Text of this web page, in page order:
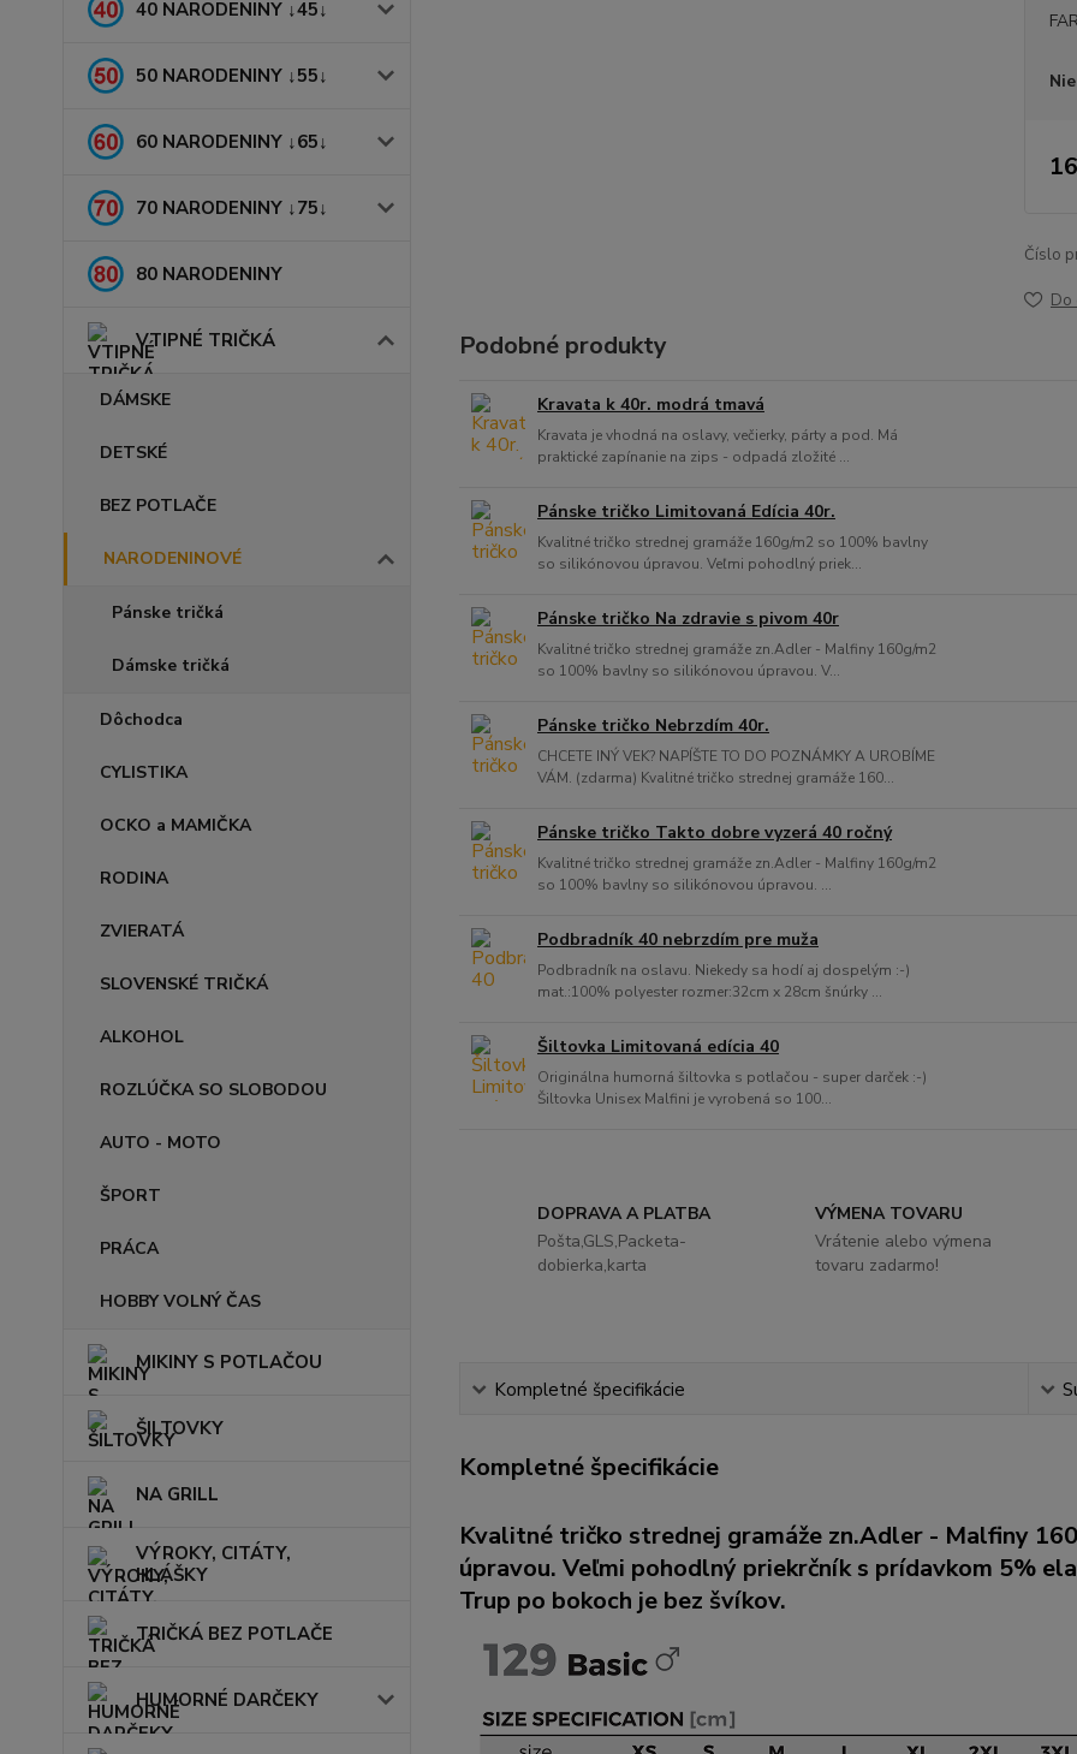
40 NARODENINY ↓45↓
50 NARODENINY ↓55↓
60 NARODENINY ↓65↓
70 NARODENINY ↓75↓
80 NARODENINY
VTIPNÉ TRIČKÁ
DÁMSKE
DETSKÉ
BEZ POTLAČE
NARODENINOVÉ
Pánske tričká
Dámske tričká
Dôchodca
CYLISTIKA
OCKO a MAMIČKA
RODINA
ZVIERATÁ
SLOVENSKÉ TRIČKÁ
ALKOHOL
ROZLÚČKA SO SLOBODOU
AUTO - MOTO
ŠPORT
PRÁCA
HOBBY VOLNÝ ČAS
MIKINY S POTLAČOU
ŠILTOVKY
NA GRILL
VÝROKY, CITÁTY,
HLÁŠKY
TRIČKÁ BEZ POTLAČE
HUMORNÉ DARČEKY
Číslo
Do
Podobné produkty
Kravata k 40r. modrá tmavá
Kravata je vhodná na oslavy, večierky, párty a pod. Má
praktické zapínanie na zips - odpadá zložité ...
Pánske tričko Limitovaná Edícia 40r.
Kvalitné tričko strednej gramáže 160g/m2 so 100% bavlny
so silikónovou úpravou. Veľmi pohodlný priek...
Pánske tričko Na zdravie s pivom 40r
Kvalitné tričko strednej gramáže zn.Adler - Malfiny 160g/m2
so 100% bavlny so silikónovou úpravou. V...
Pánske tričko Nebrzdím 40r.
CHCETE INÝ VEK? NAPÍŠTE TO DO POZNÁMKY A UROBÍME
VÁM. (zdarma) Kvalitné tričko strednej gramáže 160...
Pánske tričko Takto dobre vyzerá 40 ročný
Kvalitné tričko strednej gramáže zn.Adler - Malfiny 160g/m2
so 100% bavlny so silikónovou úpravou. ...
Podbradník 40 nebrzdím pre muža
Podbradník na oslavu. Niekedy sa hodí aj dospelým :-)
mat.:100% polyester rozmer:32cm x 28cm šnúrky ...
Šiltovka Limitovaná edícia 40
Originálna humorná šiltovka s potlačou - super darček :-)
Šiltovka Unisex Malfini je vyrobená so 100...
DOPRAVA A PLATBA
Pošta,GLS,Packeta-
dobierka,karta
VÝMENA TOVARU
Vrátenie alebo výmena
tovaru zadarmo!
Kompletné špecifikácie
Kompletné špecifikácie
Kvalitné tričko strednej gramáže zn.Adler - Malfiny
úpravou. Veľmi pohodlný priekrčník s prídavkom 5%
Trup po bokoch je bez švíkov.